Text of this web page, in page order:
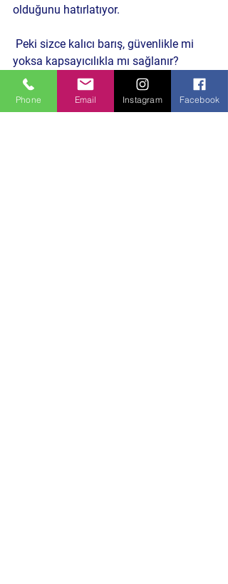
olduğunu hatırlatıyor.
Peki sizce kalıcı barış, güvenlikle mi
yoksa kapsayıcılıkla mı sağlanır?
Politika ve Toplum
Phone Email Instagram Facebook